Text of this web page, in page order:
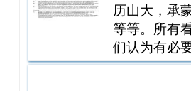
历山大，承
等等。所有
们认为有必
王国于 2006